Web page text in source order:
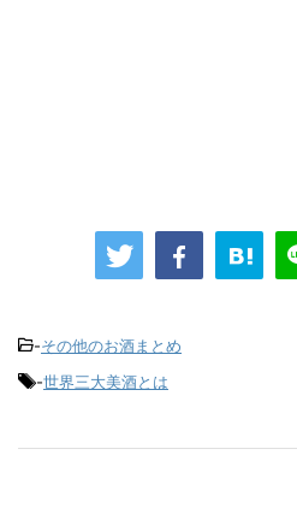
-その他のお酒まとめ
-世界三大美酒とは